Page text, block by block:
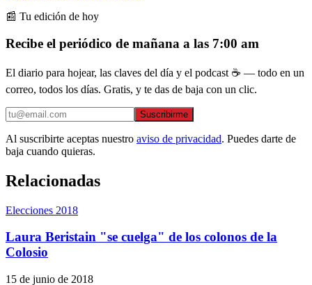
📰 Tu edición de hoy
Recibe el periódico de mañana a las 7:00 am
El diario para hojear, las claves del día y el podcast ☕ — todo en un
correo, todos los días. Gratis, y te das de baja con un clic.
Suscribirme
Al suscribirte aceptas nuestro aviso de privacidad. Puedes darte de
baja cuando quieras.
Relacionadas
Elecciones 2018
Laura Beristain "se cuelga" de los colonos de la
Colosio
15 de junio de 2018